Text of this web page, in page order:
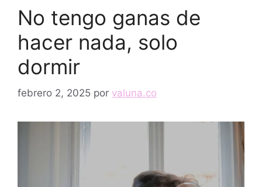
No tengo ganas de
hacer nada, solo
dormir
febrero 2, 2025 por valuna.co